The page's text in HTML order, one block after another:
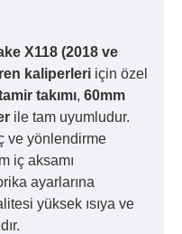
X118 (2018 ve
kaliperleri için özel
takımı, 60mm
ile tam uyumludur.
ve yönlendirme
iç aksamı
ayarlarına
yüksek ısıya ve